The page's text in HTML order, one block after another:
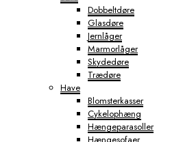
Dobbeltdøre
Glasdøre
Jernlåger
Marmorlåger
Skydedøre
Trædøre
Have
Blomsterkasser
Cykelophæng
Hængeparasoller